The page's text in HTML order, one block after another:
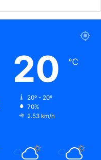
20 ℃
20º - 20º
70%
2.53 km/h